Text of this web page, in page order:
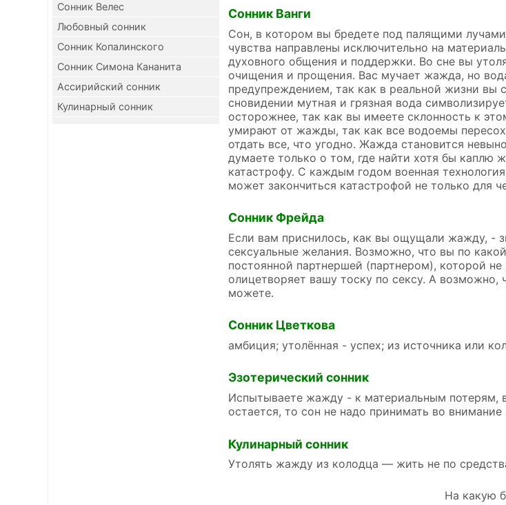
Сонник Велес
Любовный сонник
Сонник Копалинского
Сонник Симона Кананита
Ассирийский сонник
Кулинарный сонник
Сонник Ванги
Сон, в котором вы бредете под палящими
чувства направлены исключительно на
духовного общения и поддержки. Во сне вы
очищения и прощения. Вас мучает жажда, но
предупреждением, так как в реальной жизни вы
сновидении мутная и грязная вода
осторожнее, так как вы имеете склонность к
умирают от жажды, так как все водоемы
отдать все, что угодно. Жажда становится
думаете только о том, где найти хотя бы каплю
катастрофу. С каждым годом военная
может закончиться катастрофой не только для
Сонник Фрейда
Если вам приснилось, как вы ощущали жажду, -
сексуальные желания. Возможно, что вы по
постоянной партнершей (партнером), которой
олицетворяет вашу тоску по сексу. А возможно,
можете.
Сонник Цветкова
амбиция; утолённая - успех; из источника или
Эзотерический сонник
Испытываете жажду - к материальным потерям,
остается, то сон не надо принимать во
Кулинарный сонник
Утолять жажду из колодца — жить не по
На какую